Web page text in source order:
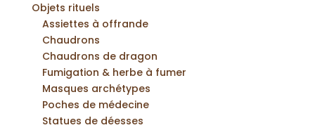
Objets rituels
Assiettes à offrande
Chaudrons
Chaudrons de dragon
Fumigation & herbe à fumer
Masques archétypes
Poches de médecine
Statues de déesses